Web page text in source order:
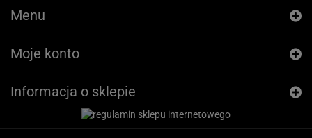
Menu
Moje konto
Informacja o sklepie